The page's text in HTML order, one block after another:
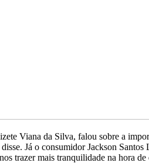
Viana da Silva, falou sobre a
Já o consumidor Jackson
trazer mais tranquilidade na hora